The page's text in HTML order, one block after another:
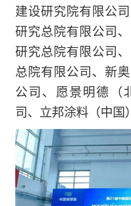
建设研究院有限公
研究总院有限公司
研究总院有限公司
总院有限公司、新
公司、愿景明德（
司、立邦涂料（中国